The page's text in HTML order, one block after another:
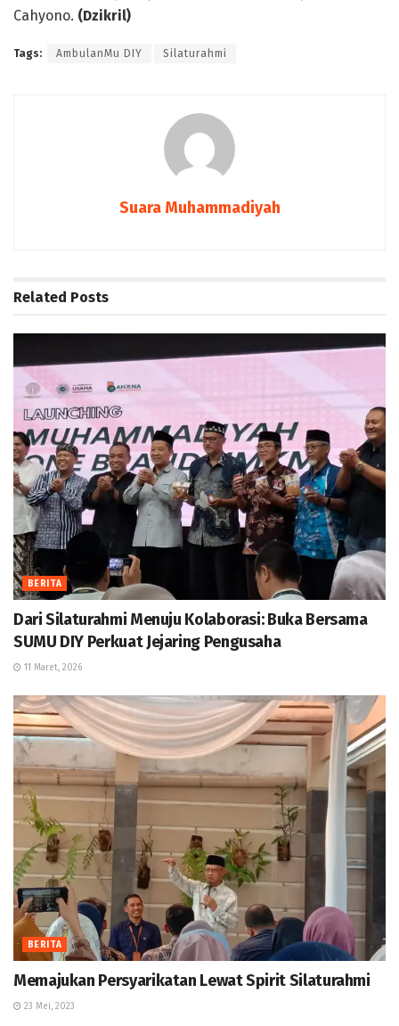
Cahyono. (Dzikril)
Tags: AmbulanMu DIY Silaturahmi
Suara Muhammadiyah
Related Posts
BERITA
Dari Silaturahmi Menuju Kolaborasi: Buka Bersama
SUMU DIY Perkuat Jejaring Pengusaha
11 Maret, 2026
BERITA
Memajukan Persyarikatan Lewat Spirit Silaturahmi
23 Mei, 2023